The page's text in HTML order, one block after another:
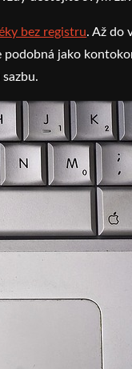
bez registru. Až do
jako